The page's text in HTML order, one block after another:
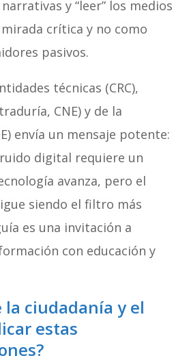
y “leer” los medios
crítica y no como
pasivos.
técnicas (CRC),
CNE) y de la
envía un mensaje potente:
digital requiere un
avanza, pero el
siendo el filtro más
es una invitación a
con educación y
la ciudadanía y el
estas